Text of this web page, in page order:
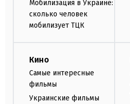
Мобилизация в Украине:
сколько человек
мобилизует ТЦК
Кино
Самые интересные
фильмы
Украинские фильмы